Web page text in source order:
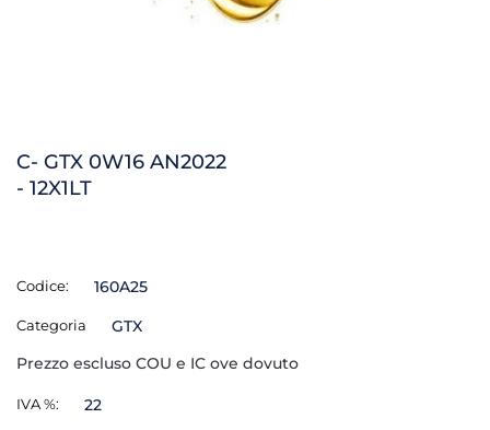
C- GTX 0W16 AN2022
- 12X1LT
Codice: 160A25
Categoria
GTX
Prezzo escluso COU e IC ove dovuto
IVA %: 22